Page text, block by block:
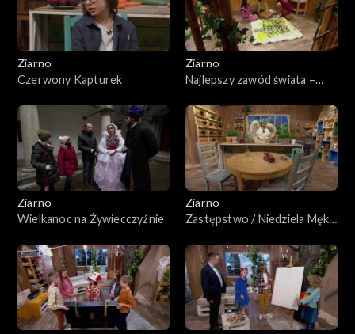
Ziarno
Czerwony Kapturek
Ziarno
Najlepszy zawód świata –
Bożego
Ziarno
Wielkanoc na Żywiecczyźnie
Ziarno
Zastępstwo / Niedziela Męki